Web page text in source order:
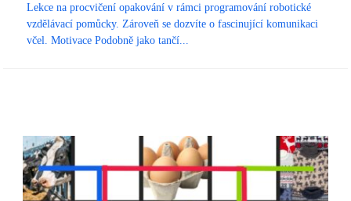
Lekce na procvičení opakování v rámci programování robotické
vzdělávací pomůcky. Zároveň se dozvíte o fascinující komunikaci
včel. Motivace Podobně jako tančí...